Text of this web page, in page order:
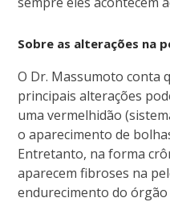
Sobre as alterações na
O Dr. Massumoto conta
principais alterações
uma vermelhidão
o aparecimento de
Entretanto, na forma
aparecem fibroses na
endurecimento do